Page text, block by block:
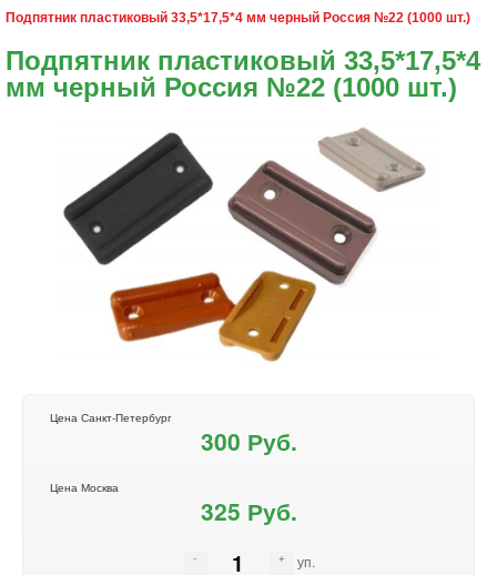
Подпятник пластиковый 33,5*17,5*4 мм черный Россия №22 (1000 шт.)
Подпятник пластиковый 33,5*17,5*4
мм черный Россия №22 (1000 шт.)
Цена Санкт-Петербург
300 Руб.
Цена Москва
325 Руб.
уп.